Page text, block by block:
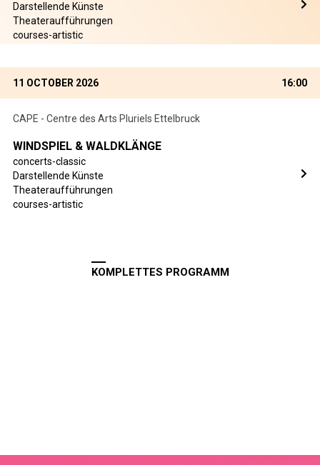
Darstellende Künste
Theateraufführungen
courses-artistic
11 OCTOBER 2026 16:00
CAPE - Centre des Arts Pluriels Ettelbruck
WINDSPIEL & WALDKLÄNGE
concerts-classic
Darstellende Künste
Theateraufführungen
courses-artistic
KOMPLETTES PROGRAMM